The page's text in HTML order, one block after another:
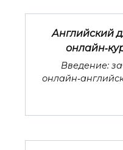
Английский
Введение: